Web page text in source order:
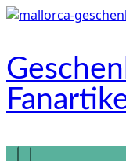
Zum